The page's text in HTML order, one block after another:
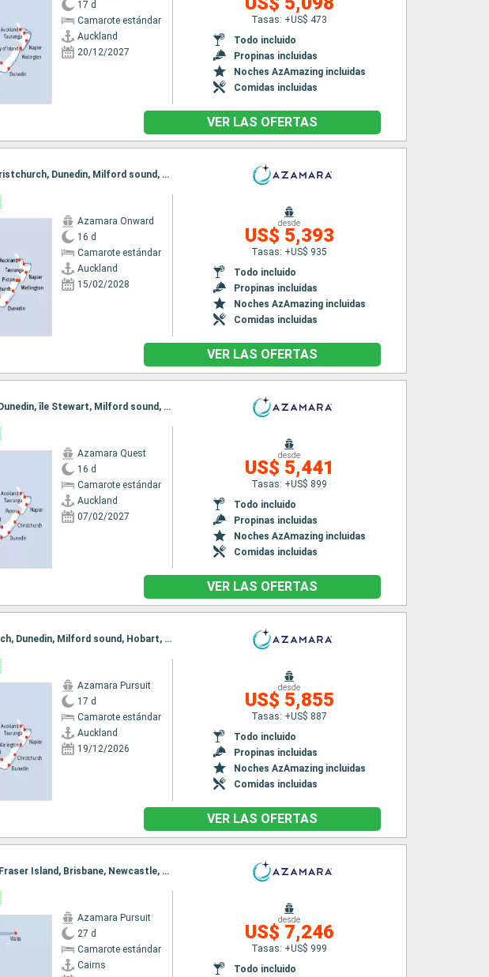
17 d
Camarote estándar
Auckland
20/12/2027
Tasas: +US$ 473
Todo incluido
Propinas incluidas
Noches AzAmazing incluidas
Comidas incluidas
VER LAS OFERTAS
Itinerario : Auckland, Tauranga, Napier, Wellington, Picton, Christchurch, Dunedin, Milford sound, Hobart, Eden, Sidney
Azamara Onward
16 d
Camarote estándar
Auckland
15/02/2028
desde
US$ 5,393
Tasas: +US$ 935
Todo incluido
Propinas incluidas
Noches AzAmazing incluidas
Comidas incluidas
VER LAS OFERTAS
Itinerario : Auckland, Tauranga, Napier, Picton, Christchurch, Dunedin, île Stewart, Milford sound, Hobart, Melbourne, Eden, Sidney
Azamara Quest
16 d
Camarote estándar
Auckland
07/02/2027
desde
US$ 5,441
Tasas: +US$ 899
Todo incluido
Propinas incluidas
Noches AzAmazing incluidas
Comidas incluidas
VER LAS OFERTAS
Itinerario : Auckland, Tauranga, Napier, Wellington, Christchurch, Dunedin, Milford sound, Hobart, Sidney, Melbourne
Azamara Pursuit
17 d
Camarote estándar
Auckland
19/12/2026
desde
US$ 5,855
Tasas: +US$ 887
Todo incluido
Propinas incluidas
Noches AzAmazing incluidas
Comidas incluidas
VER LAS OFERTAS
Itinerario : Cairns, Wallis, Townsville, Airlie Beach, Gladstone, Fraser Island, Brisbane, Newcastle, Sidney, Eden, Hobart, Milford sound, Dunedin, Timaru, Christchurch, Picton, Wellington, Napier, Gisborne, Tauranga, Bay of Island, Auckland
Azamara Pursuit
27 d
Camarote estándar
Cairns
desde
US$ 7,246
Tasas: +US$ 999
Todo incluido